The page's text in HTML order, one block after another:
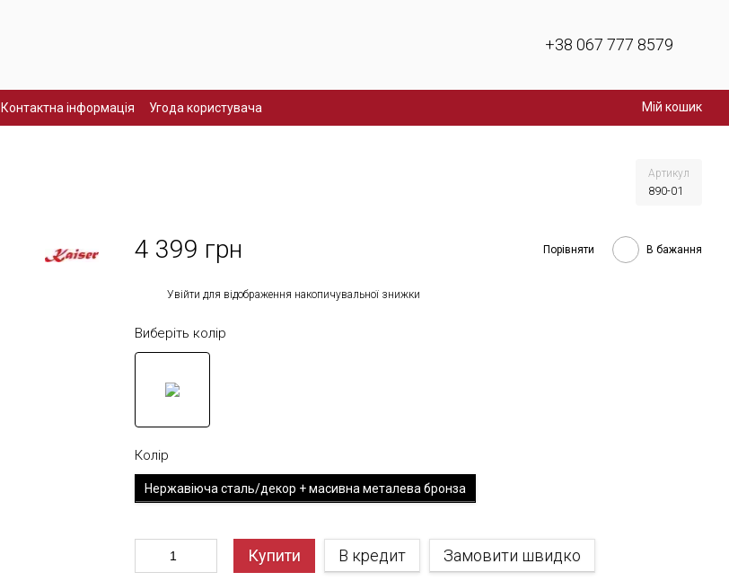
+38 067 777 8579
Контактна інформація Угода користувача Мій кошик
Артикул
890-01
4 399 грн Порівняти В бажання
Увійти для відображення накопичувальної знижки
Виберіть колір
Колір
Нержавіюча сталь/декор + масивна металева бронза
Купити В кредит Замовити швидко